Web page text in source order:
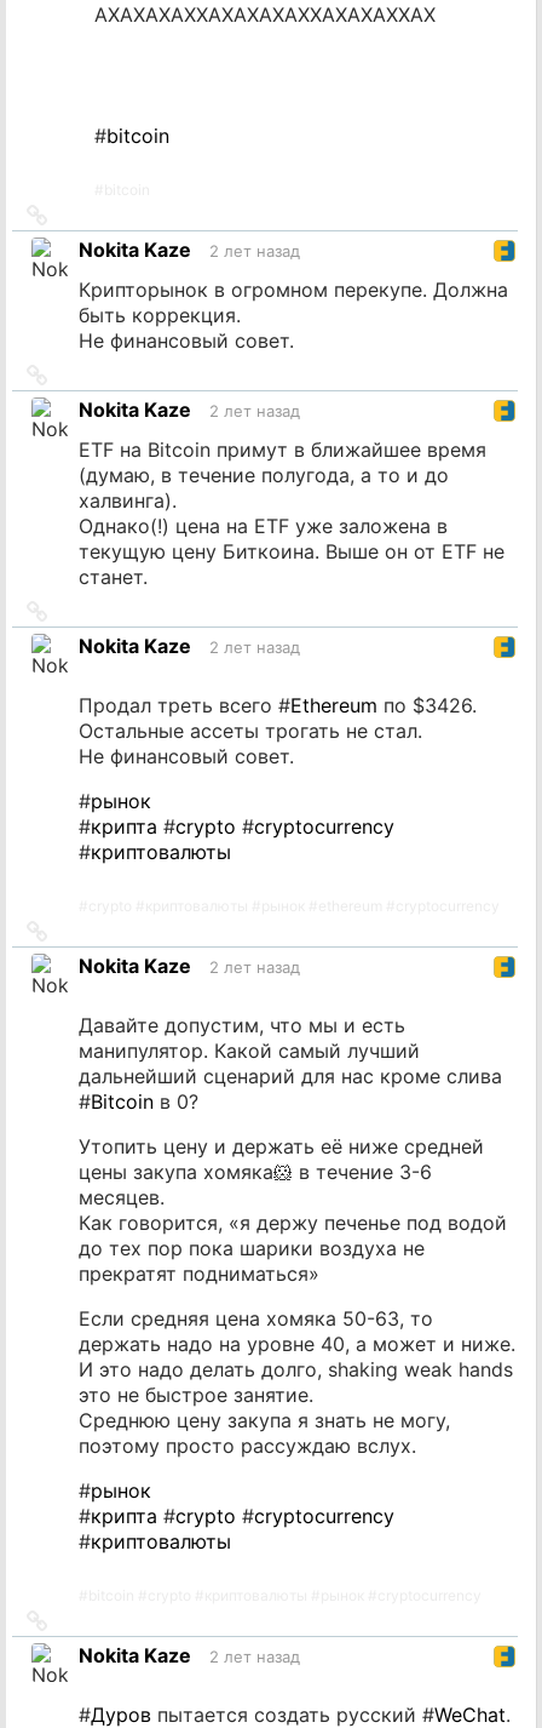
АХАХАХАХХАХАХАХАХХАХАХАХХАХ
#bitcoin
на
источник
Nokita Kaze 2 лет назад
Крипторынок в огромном перекупе. Должна
быть коррекция.
Не финансовый совет.
на
источник
Nokita Kaze 2 лет назад
ETF на Bitcoin примут в ближайшее время
(думаю, в течение полугода, а то и до
халвинга).
Однако(!) цена на ETF уже заложена в
текущую цену Биткоина. Выше он от ETF не
станет.
на
источник
Nokita Kaze 2 лет назад
Продал треть всего #Ethereum по $3426.
Остальные ассеты трогать не стал.
Не финансовый совет.
#рынок
#крипта #crypto #cryptocurrency
#криптовалюты
на
источник
Nokita Kaze 2 лет назад
Давайте допустим, что мы и есть
манипулятор. Какой самый лучший
дальнейший сценарий для нас кроме слива
#Bitcoin в 0?
Утопить цену и держать её ниже средней
цены закупа хомяка🐹 в течение 3-6
месяцев.
Как говорится, «я держу печенье под водой
до тех пор пока шарики воздуха не
прекратят подниматься»
Если средняя цена хомяка 50-63, то
держать надо на уровне 40, а может и ниже.
И это надо делать долго, shaking weak hands
это не быстрое занятие.
Среднюю цену закупа я знать не могу,
поэтому просто рассуждаю вслух.
#рынок
#крипта #crypto #cryptocurrency
#криптовалюты
на
источник
Nokita Kaze 2 лет назад
#Дуров пытается создать русский #WeChat.